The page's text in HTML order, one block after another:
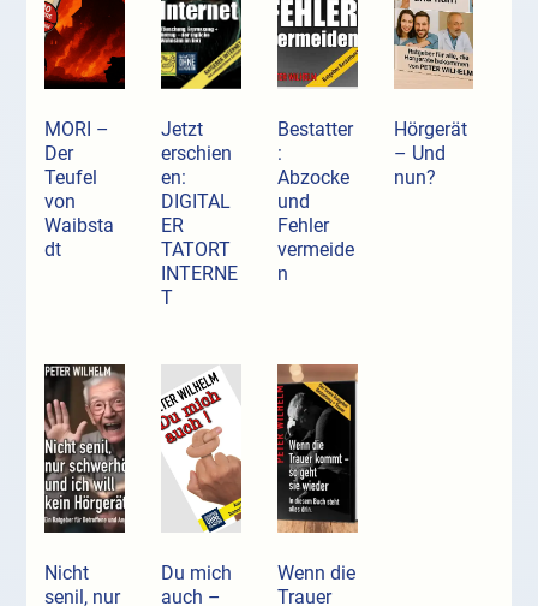
MORI –
Der
Teufel
von
Waibsta
dt
Jetzt
erschien
en:
DIGITAL
ER
TATORT
INTERNE
T
Bestatter
:
Abzocke
und
Fehler
vermeide
n
Hörgerät
– Und
nun?
Nicht
senil, nur
Du mich
auch –
Wenn die
Trauer